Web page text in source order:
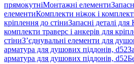
прямокутніМонтажні елементи
елементиКомплекти ніжок і
кріплення до стіниЗапасні деталі
комплекти траверс і анкерів для
стіниЗ’єднувальні елементи для
арматура для душових піддонів, d52
арматура для душових піддонів, d52